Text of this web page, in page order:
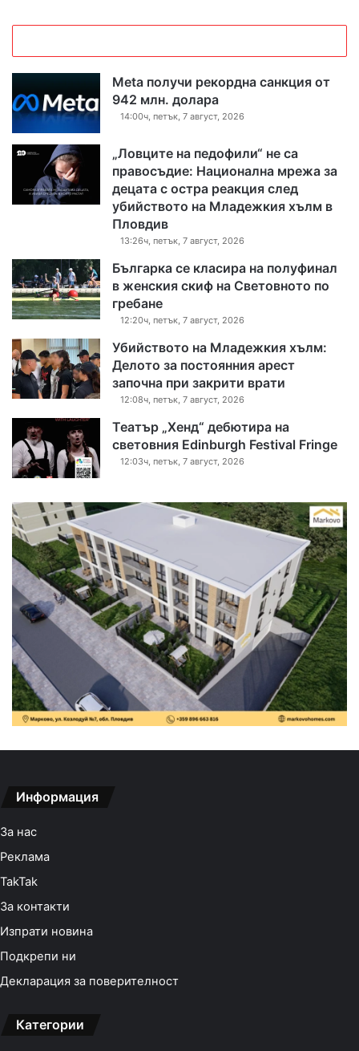
Meta получи рекордна санкция от
942 млн. долара
14:00ч, петък, 7 август, 2026
„Ловците на педофили“ не са
правосъдие: Национална мрежа за
децата с остра реакция след
убийството на Младежкия хълм в
Пловдив
13:26ч, петък, 7 август, 2026
Българка се класира на полуфинал
в женския скиф на Световното по
гребане
12:20ч, петък, 7 август, 2026
Убийството на Младежкия хълм:
Делото за постоянния арест
започна при закрити врати
12:08ч, петък, 7 август, 2026
Театър „Хенд“ дебютира на
световния Edinburgh Festival Fringe
12:03ч, петък, 7 август, 2026
Информация
За нас
Реклама
TakTak
За контакти
Изпрати новина
Подкрепи ни
Декларация за поверителност
Категории